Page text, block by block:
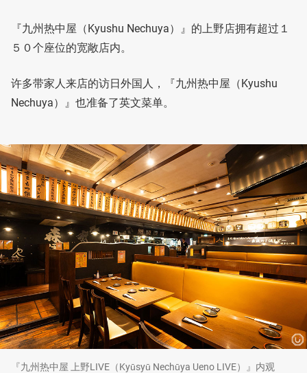
『九州热中屋（Kyushu Nechuya）』的上野店拥有超过１
５０个座位的宽敞店内。
许多带家人来店的访日外国人，『九州热中屋（Kyushu
Nechuya）』也准备了英文菜单。
『九州热中屋 上野LIVE（Kyūsyū Nechūya Ueno LIVE）』内观